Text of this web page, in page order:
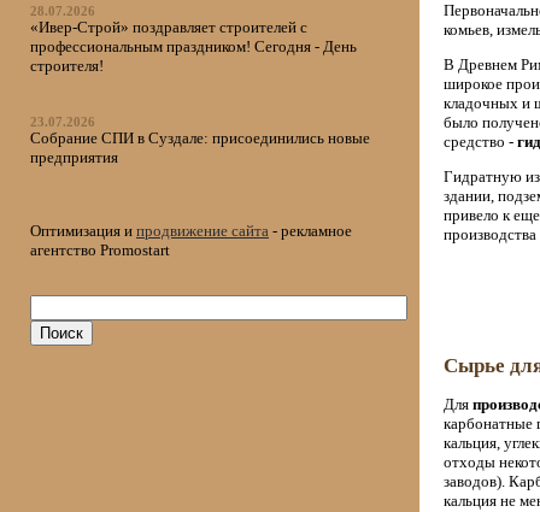
28.07.2026
«Ивер-Строй» поздравляет строителей с
профессиональным праздником! Сегодня - День
строителя!
23.07.2026
Собрание СПИ в Суздале: присоединились новые
предприятия
Оптимизация и продвижение сайта - рекламное
агентство Promostart
комьев,
В Древнем
широкое
кладочных и
было
средство -
Гидратную
здании,
привело к
Сырье
Для
карбонатные
кальция,
отходы
заводов).
кальция не